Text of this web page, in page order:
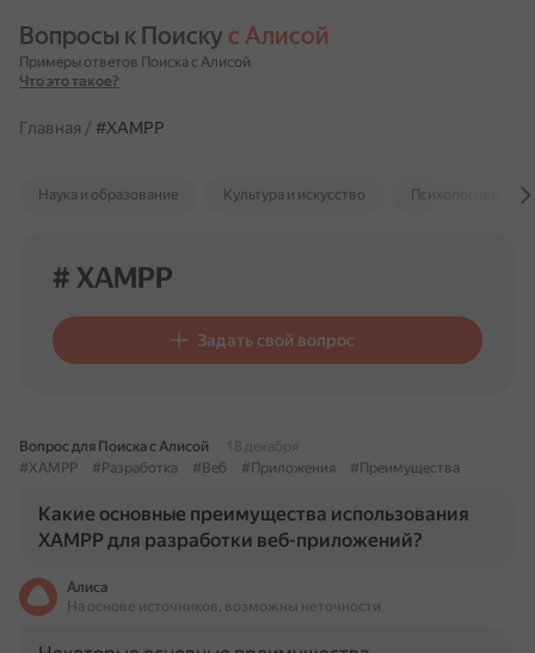
Вопросы к Поиску с Алисой
Примеры ответов Поиска с Алисой
Что это такое?
Главная / #XAMPP
Наука и образование Культура и искусство Психология и
# XAMPP
Задать свой вопрос
Вопрос для Поиска с Алисой
18 декабря
#XAMPP
#Разработка #Веб #Приложения #Преимущества
Какие основные преимущества использования
XAMPP для разработки веб-приложений?
Алиса
На основе источников, возможны неточности